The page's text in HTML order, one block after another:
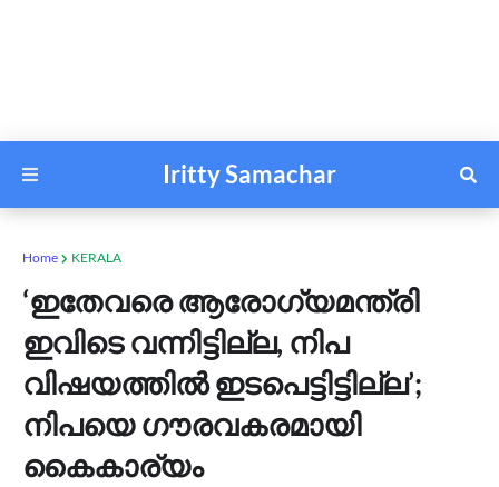
Iritty Samachar
Home KERALA
‘ഇതേവരെ ആരോഗ്യമന്ത്രി
ഇവിടെ വന്നിട്ടില്ല, നിപ
വിഷയത്തിൽ ഇടപെട്ടിട്ടില്ല’;
നിപയെ ഗൗരവകരമായി
കൈകാര്യം